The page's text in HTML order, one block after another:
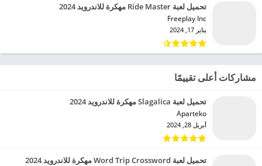
تحميل لعبة Ride Master مهكرة للاندرويد 2024
Freeplay Inc‏
يناير 17, 2024
مشاركات أعلى تقييمًا
تحميل لعبة Slagalica مهكرة للاندرويد 2024
Aparteko‏
أبريل 28, 2024
تحميل لعبة Word Trip Crossword مهكرة للاندرويد 2024